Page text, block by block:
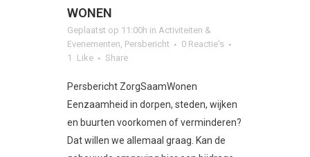
WONEN
Geplaatst op 11:00h in Activiteiten &
Evenementen Persbericht
0 Reactie's
1
Like Share
Persbericht ZorgSaamWonen
Eenzaamheid in dorpen, steden, wijken
en buurten voorkomen of verminderen?
Dat willen we allemaal graag. Kan de